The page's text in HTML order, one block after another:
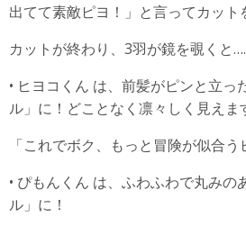
出てて素敵ピヨ！」と言ってカット
カットが終わり、3羽が鏡を覗くと
• ヒヨコくん は、前髪がピンと立っ
ル」に！どことなく凛々しく見えま
「これでボク、もっと冒険が似合う
• ぴもんくん は、ふわふわで丸みの
ル」に！